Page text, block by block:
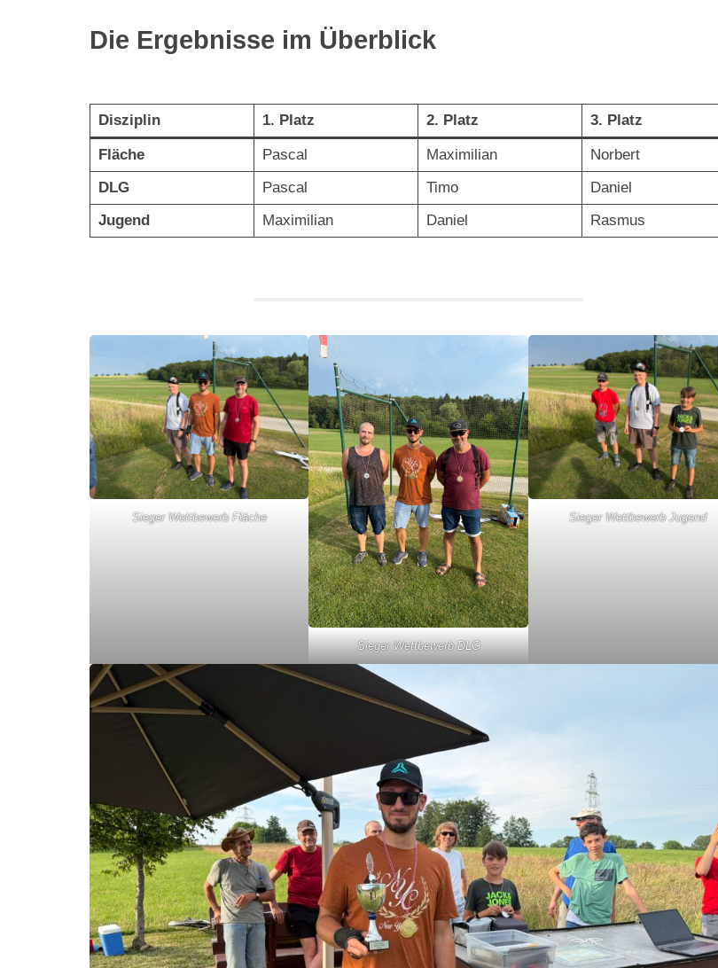
Die Ergebnisse im Überblick
Disziplin 1. Platz 2. Platz 3. Platz
Fläche Pascal Maximilian
Norbert
DLG
Pascal Timo
Daniel
Jugend
Maximilian Daniel Rasmus
Sieger Wettbewerb Fläche
Sieger Wettbewerb DLG
Sieger Wettbewerb Jugend